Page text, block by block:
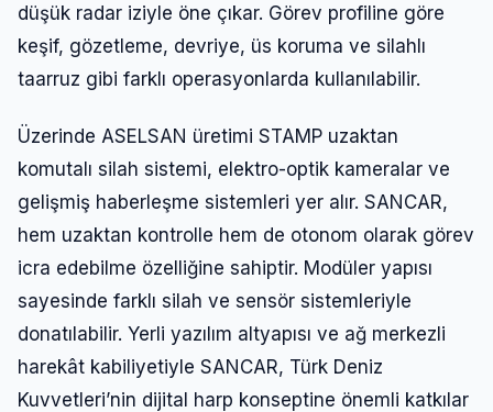
düşük radar iziyle öne çıkar. Görev profiline göre
keşif, gözetleme, devriye, üs koruma ve silahlı
taarruz gibi farklı operasyonlarda kullanılabilir.
Üzerinde ASELSAN üretimi STAMP uzaktan
komutalı silah sistemi, elektro-optik kameralar ve
gelişmiş haberleşme sistemleri yer alır. SANCAR,
hem uzaktan kontrolle hem de otonom olarak görev
icra edebilme özelliğine sahiptir. Modüler yapısı
sayesinde farklı silah ve sensör sistemleriyle
donatılabilir. Yerli yazılım altyapısı ve ağ merkezli
harekât kabiliyetiyle SANCAR, Türk Deniz
Kuvvetleri’nin dijital harp konseptine önemli katkılar